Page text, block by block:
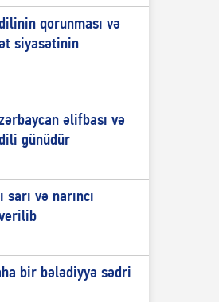
qorunması və
siyasətinin
əlifbası və
günüdür
və narıncı
bir bələdiyyə sədri